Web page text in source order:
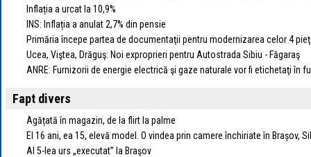
Inflația a urcat la 10,9%
INS: Inflația a anulat 2,7% din pensie
Primăria începe partea de documentaţii pentru modernizarea celor 4
Ucea, Viştea, Drăguş: Noi exproprieri pentru Autostrada Sibiu - Făgaraş
ANRE: Furnizorii de energie electrică şi gaze naturale vor fi etichetaţi în
Fapt divers
Agățată în magazin, de la flirt la palme
El 16 ani, ea 15, elevă model. O vindea prin camere închiriate în Brașov,
Al 5-lea urs „executat” la Braşov